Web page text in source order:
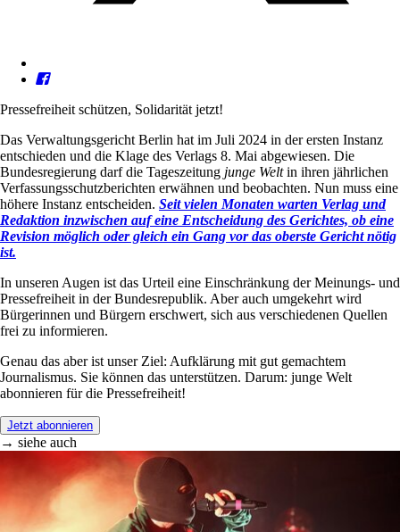
Pressefreiheit schützen, Solidarität jetzt!
Das Verwaltungsgericht Berlin hat im Juli 2024 in der ersten Instanz
entschieden und die Klage des Verlags 8. Mai abgewiesen. Die
Bundesregierung darf die Tageszeitung junge Weltin ihren jährlichen
Verfassungsschutzberichten erwähnen und beobachten. Nun muss eine
höhere Instanz entscheiden. Seit vielen Monaten warten Verlag und
Redaktion inzwischen auf eine Entscheidung des Gerichtes, ob eine
Revision möglich oder gleich ein Gang vor das oberste Gericht nötig
ist.
In unseren Augen ist das Urteil eine Einschränkung der Meinungs- und
Pressefreiheit in der Bundesrepublik. Aber auch umgekehrt wird
Bürgerinnen und Bürgern erschwert, sich aus verschiedenen Quellen
frei zu informieren.
Genau das aber ist unser Ziel: Aufklärung mit gut gemachtem
Journalismus. Sie können das unterstützen. Darum: junge Welt
abonnieren für die Pressefreiheit!
Jetzt abonnieren
→ siehe auch